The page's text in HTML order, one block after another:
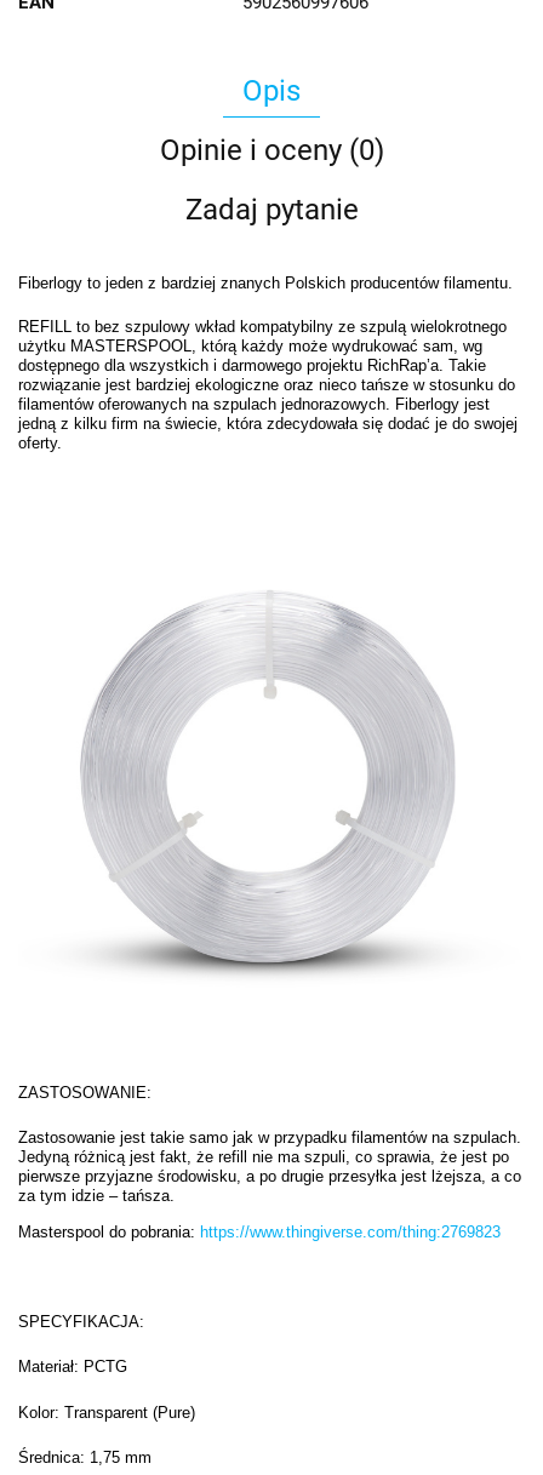
Opis
Opinie i oceny (0)
Zadaj pytanie
Fiberlogy to jeden z bardziej znanych Polskich producentów filamentu.
REFILL to bez szpulowy wkład kompatybilny ze szpulą wielokrotnego
użytku MASTERSPOOL, którą każdy może wydrukować sam, wg
dostępnego dla wszystkich i darmowego projektu RichRap’a. Takie
rozwiązanie jest bardziej ekologiczne oraz nieco tańsze w stosunku do
filamentów oferowanych na szpulach jednorazowych. Fiberlogy jest
jedną z kilku firm na świecie, która zdecydowała się dodać je do swojej
oferty.
ZASTOSOWANIE:
Zastosowanie jest takie samo jak w przypadku filamentów na szpulach.
Jedyną różnicą jest fakt, że refill nie ma szpuli, co sprawia, że jest po
pierwsze przyjazne środowisku, a po drugie przesyłka jest lżejsza, a co
za tym idzie – tańsza.
Masterspool do pobrania: https://www.thingiverse.com/thing:2769823
SPECYFIKACJA:
Materiał: PCTG
Kolor: Transparent (Pure)
Średnica: 1,75 mm